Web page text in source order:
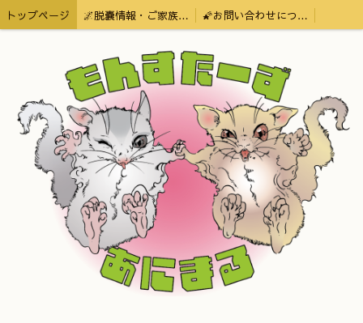
トップページ 🌌脱嚢情報・ご家族様募集中🌌 🌠お問い合わせについて🌠